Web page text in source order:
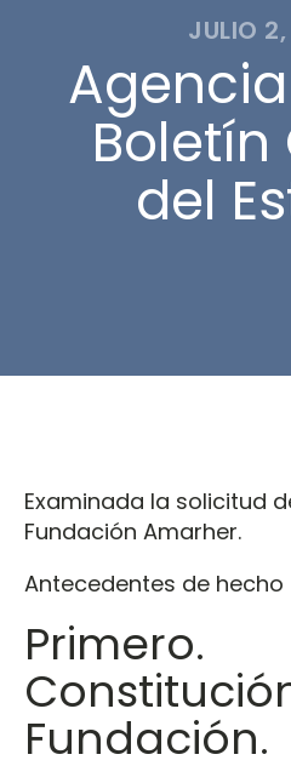
JULIO
Boletín
del
Examinada la solicitud
Fundación Amarher.
Antecedentes de hecho
Primero.
Fundación.